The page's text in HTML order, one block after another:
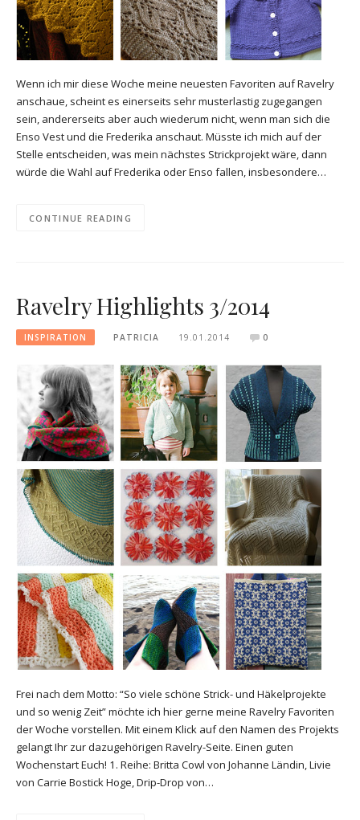
Wenn ich mir diese Woche meine neuesten Favoriten auf Ravelry
anschaue, scheint es einerseits sehr musterlastig zugegangen
sein, andererseits aber auch wiederum nicht, wenn man sich die
Enso Vest und die Frederika anschaut. Müsste ich mich auf der
Stelle entscheiden, was mein nächstes Strickprojekt wäre, dann
würde die Wahl auf Frederika oder Enso fallen, insbesondere…
CONTINUE READING
Ravelry Highlights 3/2014
INSPIRATION PATRICIA 19.01.2014 0
Frei nach dem Motto: “So viele schöne Strick- und Häkelprojekte
und so wenig Zeit” möchte ich hier gerne meine Ravelry Favoriten
der Woche vorstellen. Mit einem Klick auf den Namen des Projekts
gelangt Ihr zur dazugehörigen Ravelry-Seite. Einen guten
Wochenstart Euch! 1. Reihe: Britta Cowl von Johanne Ländin, Livie
von Carrie Bostick Hoge, Drip-Drop von…